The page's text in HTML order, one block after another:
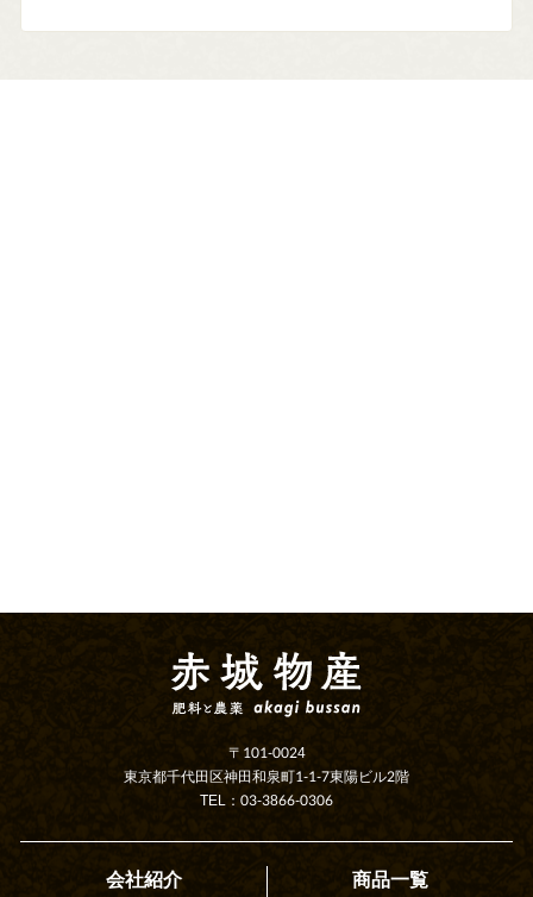
〒101-0024
東京都千代田区神田和泉町1-1-7東陽ビル2階
TEL：03-3866-0306
会社紹介 商品一覧